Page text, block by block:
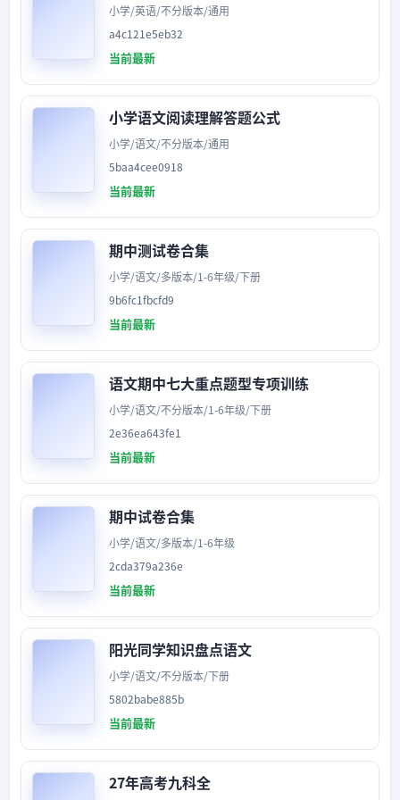
小学/英语/不分版本/通用
a4c121e5eb32
当前最新
小学语文阅读理解答题公式
小学/语文/不分版本/通用
5baa4cee0918
当前最新
期中测试卷合集
小学/语文/多版本/1-6年级/下册
9b6fc1fbcfd9
当前最新
语文期中七大重点题型专项训练
小学/语文/不分版本/1-6年级/下册
2e36ea643fe1
当前最新
期中试卷合集
小学/语文/多版本/1-6年级
2cda379a236e
当前最新
阳光同学知识盘点语文
小学/语文/不分版本/下册
5802babe885b
当前最新
27年高考九科全